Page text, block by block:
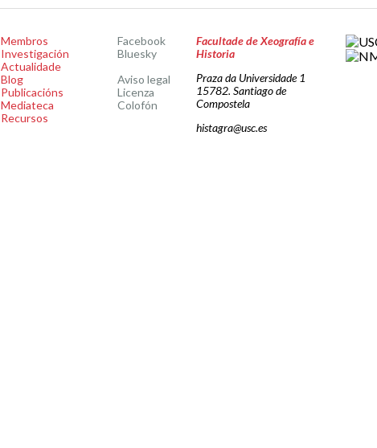
Membros
Investigación
Actualidade
Blog
Publicacións
Mediateca
Recursos
Facebook
Bluesky
Aviso legal
Licenza
Colofón
Facultade de Xeografía e
Historia
Praza da Universidade 1
15782. Santiago de
Compostela
histagra@usc.es